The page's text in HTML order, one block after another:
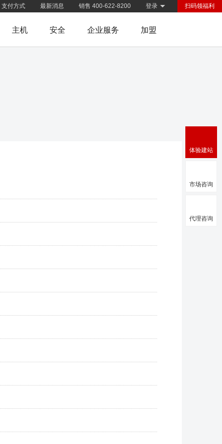
扫码领福利
登录
销售 400-622-8200
最新消息
支付方式
主机 安全 企业服务 加盟
体验建站
市场咨询
代理咨询